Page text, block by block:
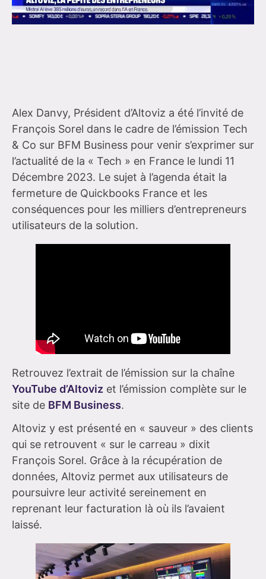
Alex Danvy, Président d’Altoviz a été l’invité de
François Sorel dans le cadre de l’émission Tech
& Co sur BFM Business pour venir s’exprimer sur
l’actualité de la « Tech » en France le lundi 11
Décembre 2023. Le sujet à l’agenda était la
fermeture de Quickbooks France et les
conséquences pour les milliers d’entrepreneurs
utilisateurs de la solution.
Retrouvez l’extrait de l’émission sur la chaîne
YouTube d’Altoviz et l’émission complète sur le
site de BFM Business.
Altoviz y est présenté en « sauveur » des clients
qui se retrouvent « sur le carreau » dixit
François Sorel. Grâce à la récupération de
données, Altoviz permet aux utilisateurs de
poursuivre leur activité sereinement en
reprenant leur facturation là où ils l’avaient
laissé.